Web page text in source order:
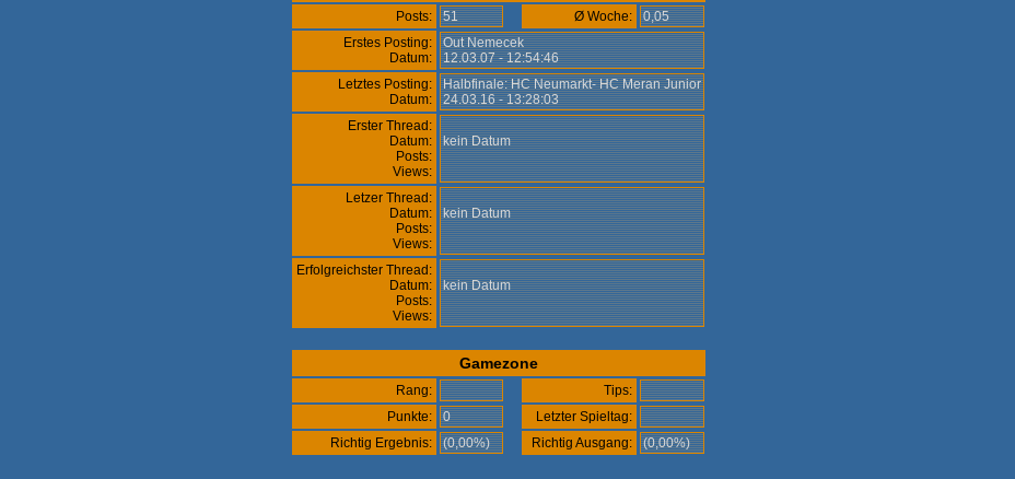
Posts: 51 Ø Woche:
0,05
Erstes Posting:
Datum:
Out Nemecek
12.03.07 - 12:54:46
Letztes Posting:
Datum:
Halbfinale: HC Neumarkt- HC Meran Junior
24.03.16 - 13:28:03
Erster Thread:
Datum:
Posts:
Views:
kein Datum
Letzer Thread:
Datum:
Posts:
Views:
kein Datum
Erfolgreichster Thread:
Datum:
Posts:
Views:
kein Datum
Gamezone
Rang:
Tips:
Punkte:
0
Letzter Spieltag:
Richtig Ergebnis:
(0,00%) Richtig Ausgang: (0,00%)